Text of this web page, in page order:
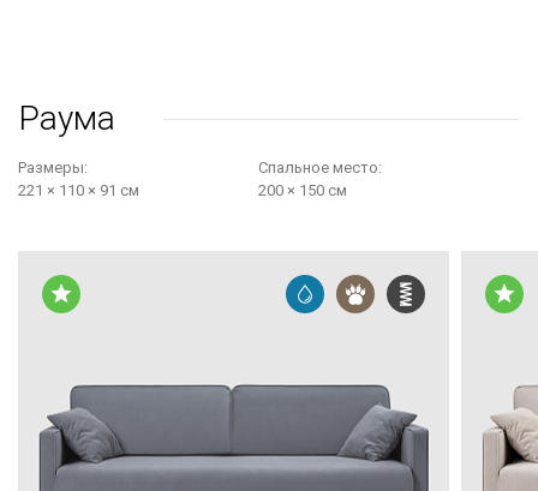
Раума
Размеры:
221 × 110 × 91 см
Cпальное место:
200 × 150 см